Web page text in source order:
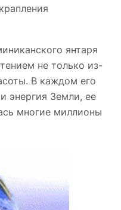
янтаря
не только из-
В каждом его
энергия Земли, ее
многие миллионы